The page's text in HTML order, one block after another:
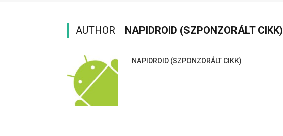
AUTHOR NAPIDROID (SZPONZORÁLT CIKK)
NAPIDROID (SZPONZORÁLT CIKK)